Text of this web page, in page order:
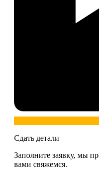
Сдать детали
Заполните заявку, мы
вами свяжемся.